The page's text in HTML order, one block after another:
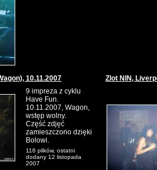
10.11.2007
9 impreza z cyklu
Have Fun.
10.11.2007, Wagon,
wstęp wolny.
Część zdjęć
zamieszczono dzięki
Bolowi.
116 plików, ostatni
dodany 12 listopada
2007
Zlot NIN,